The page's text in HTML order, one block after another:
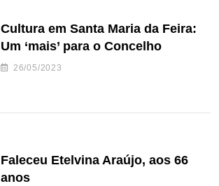
Cultura em Santa Maria da Feira:
Um ‘mais’ para o Concelho
26/05/2023
Faleceu Etelvina Araújo, aos 66
anos